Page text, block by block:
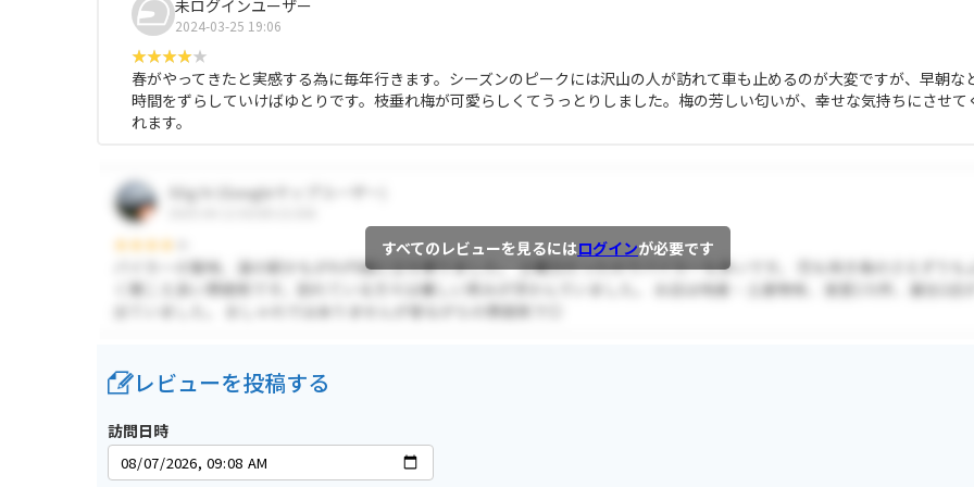
未ログインユーザー
2024-03-25 19:06
春がやってきたと実感する為に毎年行きます。シーズンのピークには沢山の人が訪れて車も止めるのが大変ですが、早朝な
時間をずらしていけばゆとりです。枝垂れ梅が可愛らしくてうっとりしました。梅の芳しい匂いが、幸せな気持ちにさせて
れます。
すべてのレビューを見るにはログインが必要です
レビューを投稿する
訪問日時